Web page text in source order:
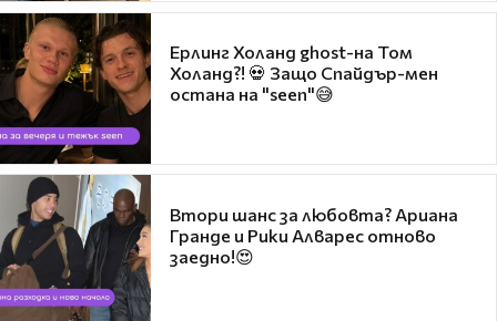
Ерлинг Холанд ghost-на Том
Холанд?! 💀 Защо Спайдър-мен
остана на "seen"😅
Втори шанс за любовта? Ариана
Гранде и Рики Алварес отново
заедно!😍